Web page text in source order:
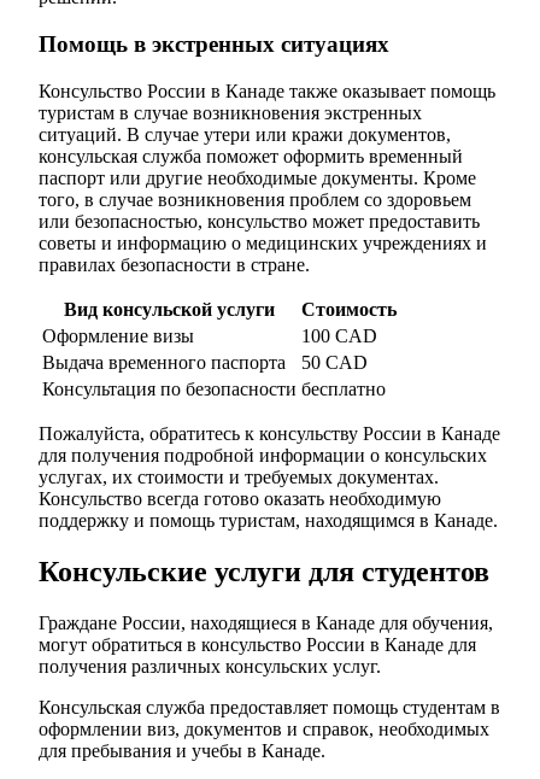
Помощь в экстренных ситуациях
Консульство России в Канаде также оказывает помощь
туристам в случае возникновения экстренных
ситуаций. В случае утери или кражи документов,
консульская служба поможет оформить временный
паспорт или другие необходимые документы. Кроме
того, в случае возникновения проблем со здоровьем
или безопасностью, консульство может предоставить
советы и информацию о медицинских учреждениях и
правилах безопасности в стране.
Вид консульской услуги
Стоимость
Оформление визы
100 CAD
Выдача временного паспорта
50 CAD
Консультация по безопасности бесплатно
Пожалуйста, обратитесь к консульству России в Канаде
для получения подробной информации о консульских
услугах, их стоимости и требуемых документах.
Консульство всегда готово оказать необходимую
поддержку и помощь туристам, находящимся в Канаде.
Консульские услуги для студентов
Граждане России, находящиеся в Канаде для обучения,
могут обратиться в консульство России в Канаде для
получения различных консульских услуг.
Консульская служба предоставляет помощь студентам в
оформлении виз, документов и справок, необходимых
для пребывания и учебы в Канаде.